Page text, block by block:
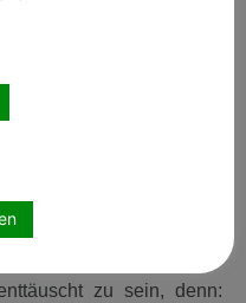
Christina
Mannschaft und bis auf
Schärpe am Start“, so
bisschen Pech“, tröstete
zu sein, denn: